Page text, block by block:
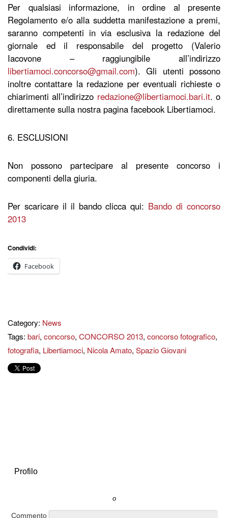
Per qualsiasi informazione, in ordine al presente
Regolamento e/o alla suddetta manifestazione a premi,
saranno competenti in via esclusiva la redazione del
giornale ed il responsabile del progetto (Valerio
Iacovone – raggiungibile all’indirizzo
libertiamoci.concorso@gmail.com). Gli utenti possono
inoltre contattare la redazione per eventuali richieste o
chiarimenti all’indirizzo redazione@libertiamoci.bari.it. o
direttamente sulla nostra pagina facebook Libertiamoci.
6. ESCLUSIONI
Non possono partecipare al presente concorso i
componenti della giuria.
Per scaricare il il bando clicca qui: Bando di concorso
2013
Condividi:
Facebook
Category: News
Tags: bari, concorso, CONCORSO 2013, concorso fotografico,
fotografia, Libertiamoci, Nicola Amato, Spazio Giovani
Profilo
o
Commento